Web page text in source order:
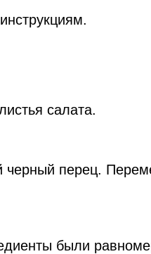
салата.
черный перец.
были